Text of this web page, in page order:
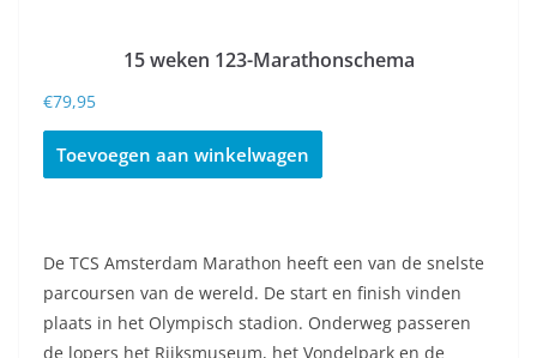
15 weken 123-Marathonschema
€79,95
Toevoegen aan winkelwagen
De TCS Amsterdam Marathon heeft een van de snelste
parcoursen van de wereld. De start en finish vinden
plaats in het Olympisch stadion. Onderweg passeren
de lopers het Rijksmuseum, het Vondelpark en de